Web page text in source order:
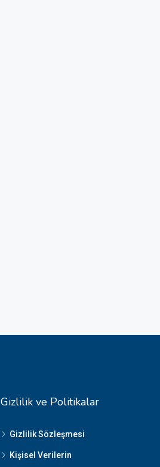
Gizlilik ve Politikalar
Gizlilik Sözleşmesi
Kişisel Verilerin